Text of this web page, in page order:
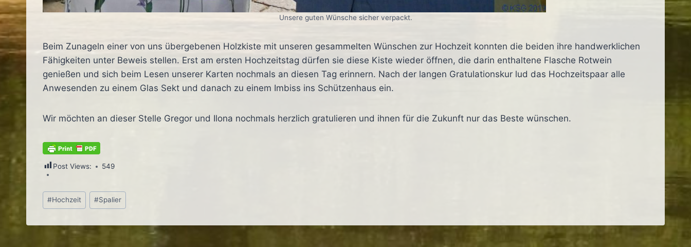
Unsere guten Wünsche sicher verpackt.
Beim Zunageln einer von uns übergebenen Holzkiste mit unseren gesammelten Wünschen zur Hochzeit konnten die beiden ihre handwerklichen
Fähigkeiten unter Beweis stellen. Erst am ersten Hochzeitstag dürfen sie diese Kiste wieder öffnen, die darin enthaltene Flasche Rotwein
genießen und sich beim Lesen unserer Karten nochmals an diesen Tag erinnern. Nach der langen Gratulationskur lud das Hochzeitspaar alle
Anwesenden zu einem Glas Sekt und danach zu einem Imbiss ins Schützenhaus ein.
Wir möchten an dieser Stelle Gregor und Ilona nochmals herzlich gratulieren und ihnen für die Zukunft nur das Beste wünschen.
Post Views: 549
Schlagworte:
#Hochzeit #Spalier